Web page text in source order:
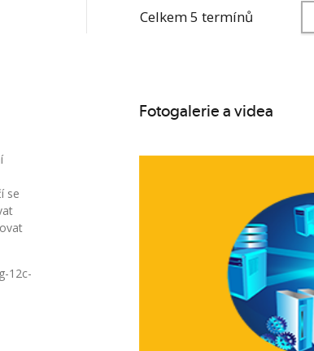
Celkem 5 termínů
se
12c-
Fotogalerie a videa